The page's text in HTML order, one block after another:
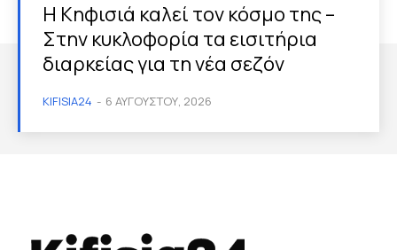
Η Κηφισιά καλεί τον κόσμο της –
Στην κυκλοφορία τα εισιτήρια
διαρκείας για τη νέα σεζόν
KIFISIA24 - 6 ΑΥΓΟΎΣΤΟΥ, 2026